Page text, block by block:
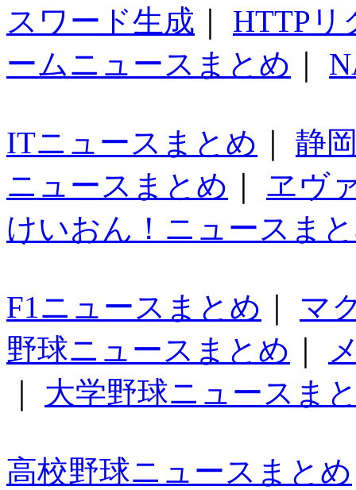
スワード生成
HTTPリ
ームニュースまとめ
ITニュースまとめ
静
ニュースまとめ
ヱヴ
けいおん！ニュースま
F1ニュースまとめ
マ
野球ニュースまとめ
大学野球ニュースま
高校野球ニュースまとめ